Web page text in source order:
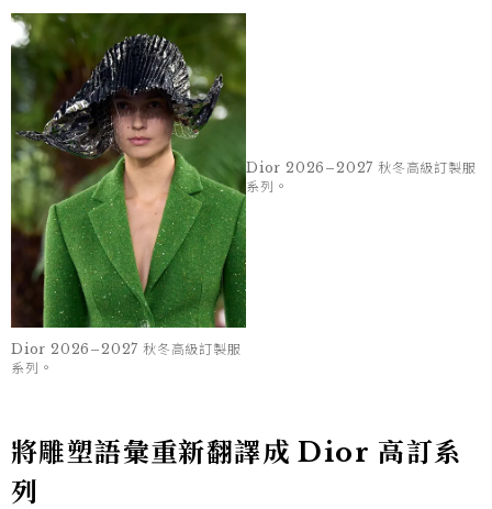
Dior 2026–2027 秋冬高級訂製服
系列。
將雕塑語彙重新翻譯成 Dior 高訂系
列